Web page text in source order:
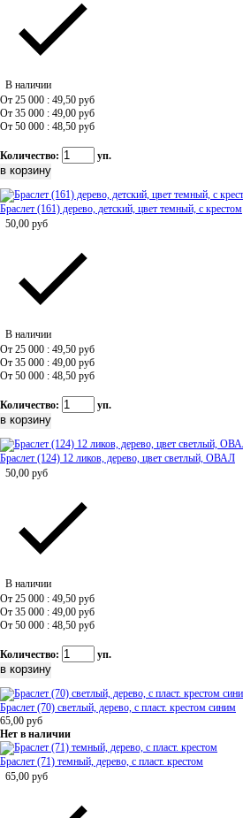
В наличии
От 25 000 : 49,50 руб
От 35 000 : 49,00 руб
От 50 000 : 48,50 руб
Количество: уп.
Браслет (161) дерево, детский, цвет темный, с крестом
50,00 руб
В наличии
От 25 000 : 49,50 руб
От 35 000 : 49,00 руб
От 50 000 : 48,50 руб
Количество: уп.
Браслет (124) 12 ликов, дерево, цвет светлый, ОВАЛ
50,00 руб
В наличии
От 25 000 : 49,50 руб
От 35 000 : 49,00 руб
От 50 000 : 48,50 руб
Количество: уп.
Браслет (70) светлый, дерево, с пласт. крестом синим
65,00 руб
Нет в наличии
Браслет (71) темный, дерево, с пласт. крестом
65,00 руб